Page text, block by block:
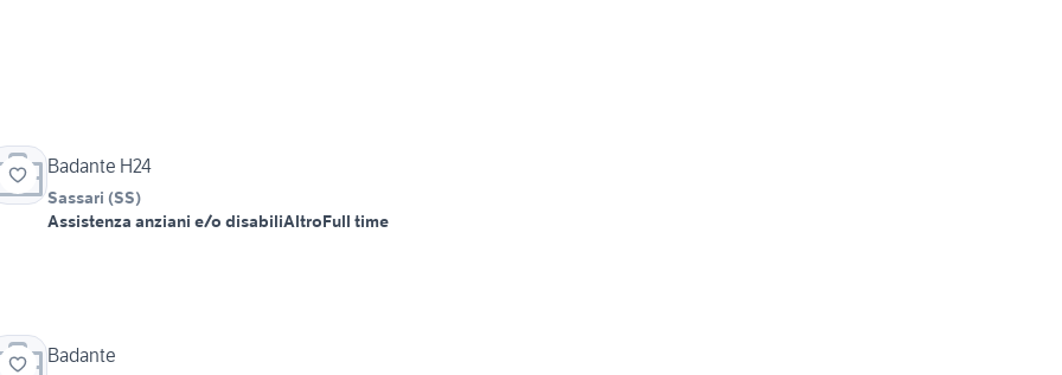
Badante H24
Sassari (SS)
Assistenza anziani e/o disabiliAltroFull time
Badante